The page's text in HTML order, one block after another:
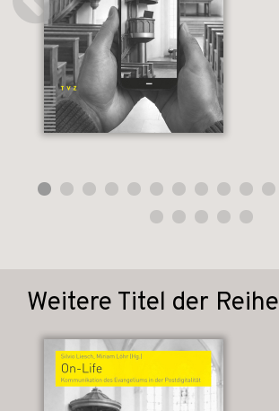
Weitere Titel der Reihe